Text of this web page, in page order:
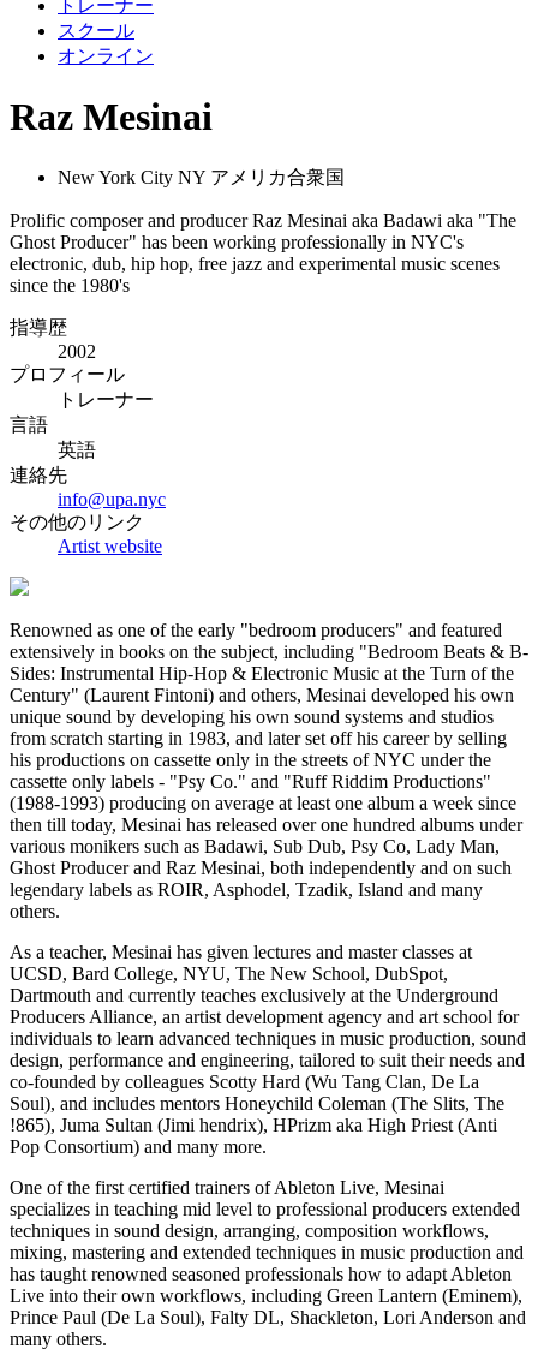
トレーナー
スクール
オンライン
Raz Mesinai
New York City NY アメリカ合衆国
Prolific composer and producer Raz Mesinai aka Badawi aka "The
Ghost Producer" has been working professionally in NYC's
electronic, dub, hip hop, free jazz and experimental music scenes
since the 1980's
指導歴
2002
プロフィール
トレーナー
言語
英語
連絡先
info@upa.nyc
その他のリンク
Artist website
Renowned as one of the early "bedroom producers" and featured
extensively in books on the subject, including "Bedroom Beats & B-
Sides: Instrumental Hip-Hop & Electronic Music at the Turn of the
Century" (Laurent Fintoni) and others, Mesinai developed his own
unique sound by developing his own sound systems and studios
from scratch starting in 1983, and later set off his career by selling
his productions on cassette only in the streets of NYC under the
cassette only labels - "Psy Co." and "Ruff Riddim Productions"
(1988-1993) producing on average at least one album a week since
then till today, Mesinai has released over one hundred albums under
various monikers such as Badawi, Sub Dub, Psy Co, Lady Man,
Ghost Producer and Raz Mesinai, both independently and on such
legendary labels as ROIR, Asphodel, Tzadik, Island and many
others.
As a teacher, Mesinai has given lectures and master classes at
UCSD, Bard College, NYU, The New School, DubSpot,
Dartmouth and currently teaches exclusively at the Underground
Producers Alliance, an artist development agency and art school for
individuals to learn advanced techniques in music production, sound
design, performance and engineering, tailored to suit their needs and
co-founded by colleagues Scotty Hard (Wu Tang Clan, De La
Soul), and includes mentors Honeychild Coleman (The Slits, The
!865), Juma Sultan (Jimi hendrix), HPrizm aka High Priest (Anti
Pop Consortium) and many more.
One of the first certified trainers of Ableton Live, Mesinai
specializes in teaching mid level to professional producers extended
techniques in sound design, arranging, composition workflows,
mixing, mastering and extended techniques in music production and
has taught renowned seasoned professionals how to adapt Ableton
Live into their own workflows, including Green Lantern (Eminem),
Prince Paul (De La Soul), Falty DL, Shackleton, Lori Anderson and
many others.